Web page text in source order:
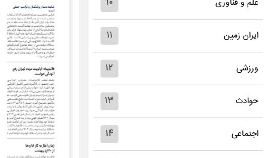
علم و فناوری
ایران زمین ۱۱
ورزشی ۱۲
حوادث ۱۳
اجتماعی ۱۴